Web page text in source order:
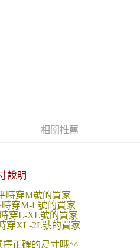
才付款」的支付方式。 讓您購物簡單
付款。
付」後，將跳轉至「AFTEE先享後付」
後，即可完成結帳。
通知簡訊。
擊此簡訊中的連結，可透過四大超商／
)免運費
)免運費
相關推薦
說明
時穿M號的買家
時穿M-L號的買家
穿L-XL號的買家
穿XL-2L號的買家
擇正確的尺寸哦^^